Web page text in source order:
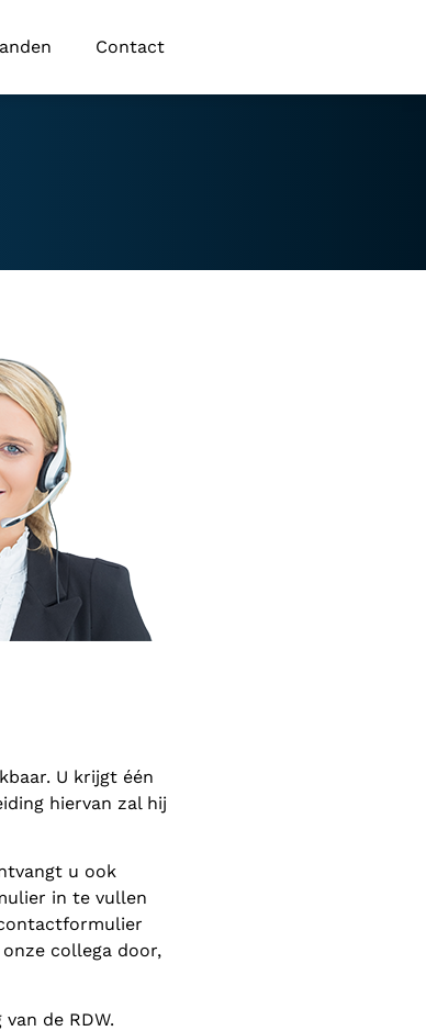
Contact
U krijgt één
hiervan zal hij
u ook
in te vullen
collega door,
de RDW.